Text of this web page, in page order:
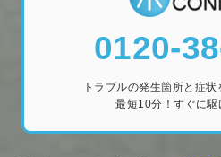
0120-
トラブルの発生箇所と症状
最短10分！すぐに駆